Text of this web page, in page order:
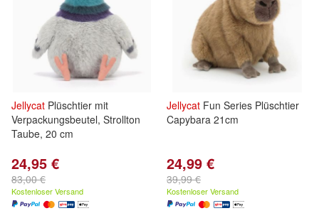
Jellycat Plüschtier mit
Verpackungsbeutel, Strollton
Taube, 20 cm
24,95 €
83,00 €
Kostenloser Versand
Jellycat Fun Series Plüschtier
Capybara 21cm
24,99 €
39,99 €
Kostenloser Versand